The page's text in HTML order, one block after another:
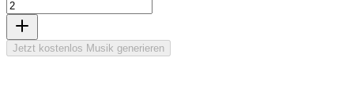
Jetzt kostenlos Musik generieren